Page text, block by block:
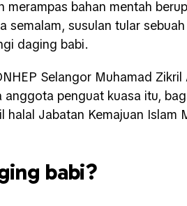
merampas bahan mentah
semalam, susulan tular
daging babi.
Selangor Muhamad
anggota penguat kuasa itu,
halal Jabatan Kemajuan
babi?